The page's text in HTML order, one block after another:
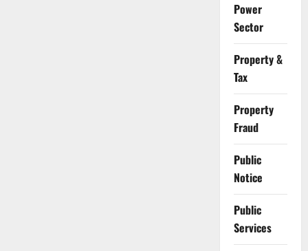
Power
Sector
Property &
Tax
Property
Fraud
Public
Notice
Public
Services